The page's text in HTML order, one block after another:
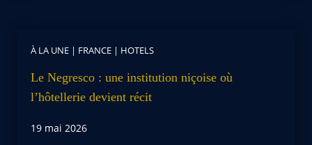
À LA UNE | FRANCE | HOTELS
Le Negresco : une institution niçoise où
l’hôtellerie devient récit
19 mai 2026